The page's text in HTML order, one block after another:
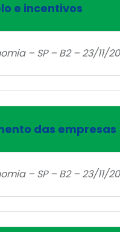
e incentivos
– SP – B2 – 23/11/
das empresas
– SP – B2 – 23/11/